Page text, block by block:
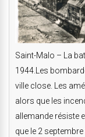
Saint-Malo – La
1944.Les
ville close. Les
alors que les
allemande résiste
que le 2